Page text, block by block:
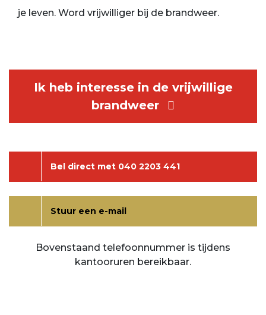
je leven. Word vrijwilliger bij de brandweer.
Ik heb interesse in de vrijwillige
brandweer
Bel direct met 040 2203 441
Stuur een e-mail
Bovenstaand telefoonnummer is tijdens
kantooruren bereikbaar.